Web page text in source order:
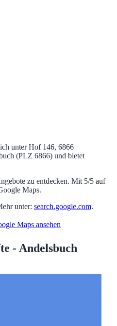
unter Hof 146, 6866
(PLZ 6866) und bietet
zu entdecken. Mit 5/5 auf
Maps.
unter: search.google.com.
Maps ansehen
- Andelsbuch